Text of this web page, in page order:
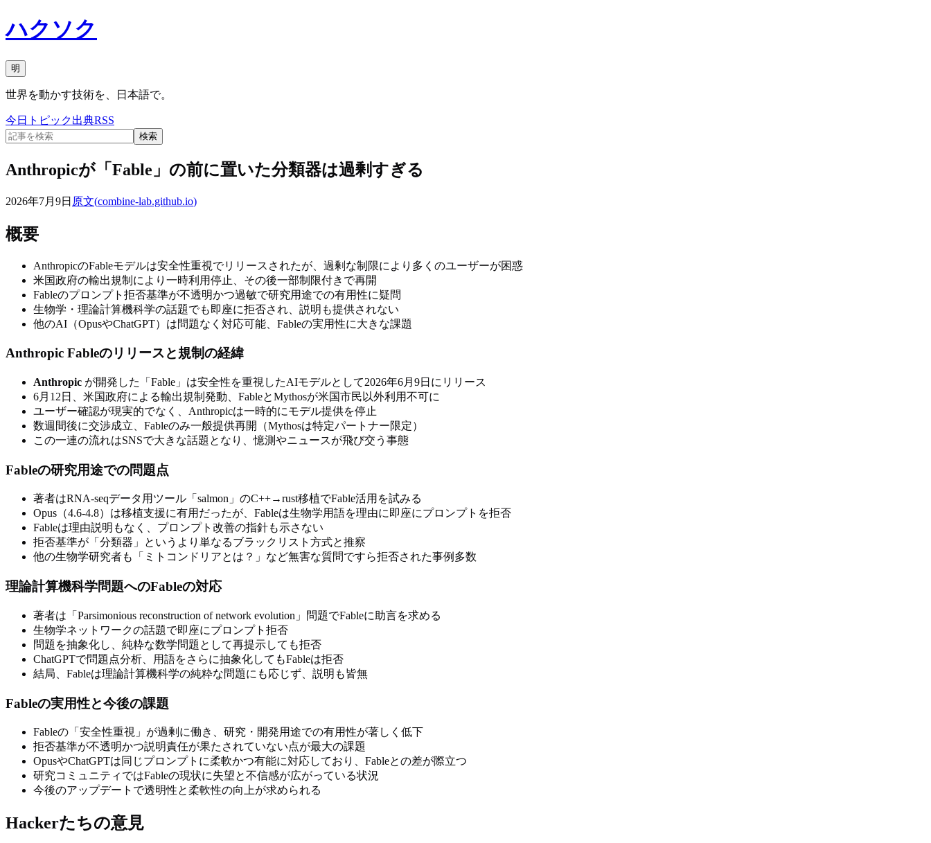
ハクソク
明
世界を動かす技術を、日本語で。
今日 トピック出典RSS
検索
Anthropicが「Fable」の前に置いた分類器は過剰すぎる
2026年7月9日 原文(combine-lab.github.io)
概要
AnthropicのFableモデルは安全性重視でリリースされたが、過剰な制限により多くのユーザーが困惑
米国政府の輸出規制により一時利用停止、その後一部制限付きで再開
Fableのプロンプト拒否基準が不透明かつ過敏で研究用途での有用性に疑問
生物学・理論計算機科学の話題でも即座に拒否され、説明も提供されない
他のAI（OpusやChatGPT）は問題なく対応可能、Fableの実用性に大きな課題
Anthropic Fableのリリースと規制の経緯
Anthropic が開発した「Fable」は安全性を重視したAIモデルとして2026年6月9日にリリース
6月12日、米国政府による輸出規制発動、FableとMythosが米国市民以外利用不可に
ユーザー確認が現実的でなく、Anthropicは一時的にモデル提供を停止
数週間後に交渉成立、Fableのみ一般提供再開（Mythosは特定パートナー限定）
この一連の流れはSNSで大きな話題となり、憶測やニュースが飛び交う事態
Fableの研究用途での問題点
著者はRNA-seqデータ用ツール「salmon」のC++→rust移植でFable活用を試みる
Opus（4.6-4.8）は移植支援に有用だったが、Fableは生物学用語を理由に即座にプロンプトを拒否
Fableは理由説明もなく、プロンプト改善の指針も示さない
拒否基準が「分類器」というより単なるブラックリスト方式と推察
他の生物学研究者も「ミトコンドリアとは？」など無害な質問ですら拒否された事例多数
理論計算機科学問題へのFableの対応
著者は「Parsimonious reconstruction of network evolution」問題でFableに助言を求める
生物学ネットワークの話題で即座にプロンプト拒否
問題を抽象化し、純粋な数学問題として再提示しても拒否
ChatGPTで問題点分析、用語をさらに抽象化してもFableは拒否
結局、Fableは理論計算機科学の純粋な問題にも応じず、説明も皆無
Fableの実用性と今後の課題
Fableの「安全性重視」が過剰に働き、研究・開発用途での有用性が著しく低下
拒否基準が不透明かつ説明責任が果たされていない点が最大の課題
OpusやChatGPTは同じプロンプトに柔軟かつ有能に対応しており、Fableとの差が際立つ
研究コミュニティではFableの現状に失望と不信感が広がっている状況
今後のアップデートで透明性と柔軟性の向上が求められる
Hackerたちの意見